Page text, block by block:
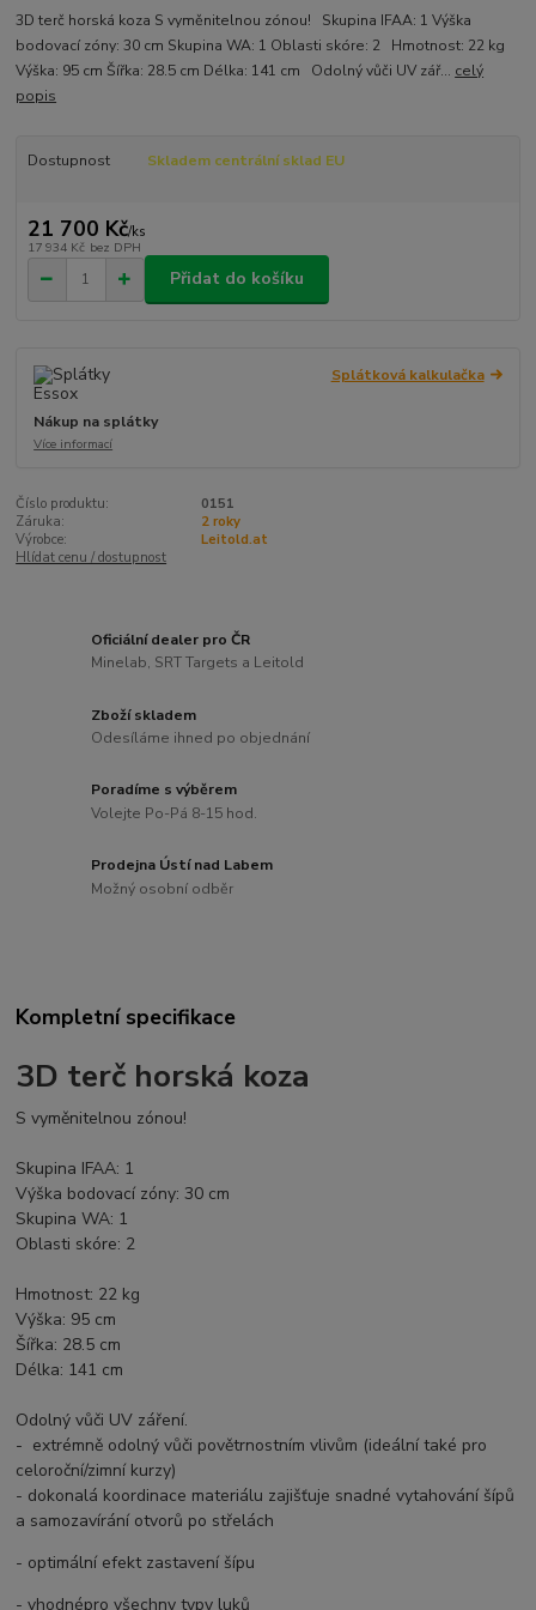
3D terč horská koza S vyměnitelnou zónou! Skupina IFAA: 1 Výška
bodovací zóny: 30 cm Skupina WA: 1 Oblasti skóre: 2 Hmotnost: 22 kg
Výška: 95 cm Šířka: 28.5 cm Délka: 141 cm Odolný vůči UV zář... celý
popis
Dostupnost Skladem centrální sklad EU
21 700 Kč/ks
17 934 Kč bez DPH
Přidat do košíku
Splátková kalkulačka
Nákup na splátky
Více informací
Číslo produktu:
0151
Záruka:
2 roky
Výrobce:
Leitold.at
Hlídat cenu / dostupnost
Oficiální dealer pro ČR
Minelab, SRT Targets a Leitold
Zboží skladem
Odesíláme ihned po objednání
Poradíme s výběrem
Volejte Po-Pá 8-15 hod.
Prodejna Ústí nad Labem
Možný osobní odběr
Kompletní specifikace
3D terč horská koza
S vyměnitelnou zónou!
Skupina IFAA: 1
Výška bodovací zóny: 30 cm
Skupina WA: 1
Oblasti skóre: 2
Hmotnost: 22 kg
Výška: 95 cm
Šířka: 28.5 cm
Délka: 141 cm
Odolný vůči UV záření.
- extrémně odolný vůči povětrnostním vlivům (ideální také pro
celoroční/zimní kurzy)
- dokonalá koordinace materiálu zajišťuje snadné vytahování šípů
a samozavírání otvorů po střelách
- optimální efekt zastavení šípu
- vhodnépro všechny typy luků